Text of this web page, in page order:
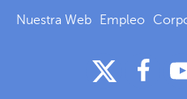
Nuestra Web Empleo